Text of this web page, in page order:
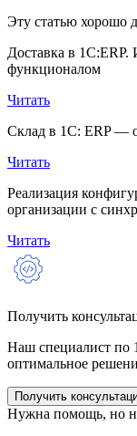
Эту статью хорошо
Доставка в 1С:ERP.
функционалом
Читать
Склад в 1С: ERP —
Читать
Реализация
организации с
Читать
Получить
Наш специалист по
оптимальное
Получить
Нужна помощь, но не